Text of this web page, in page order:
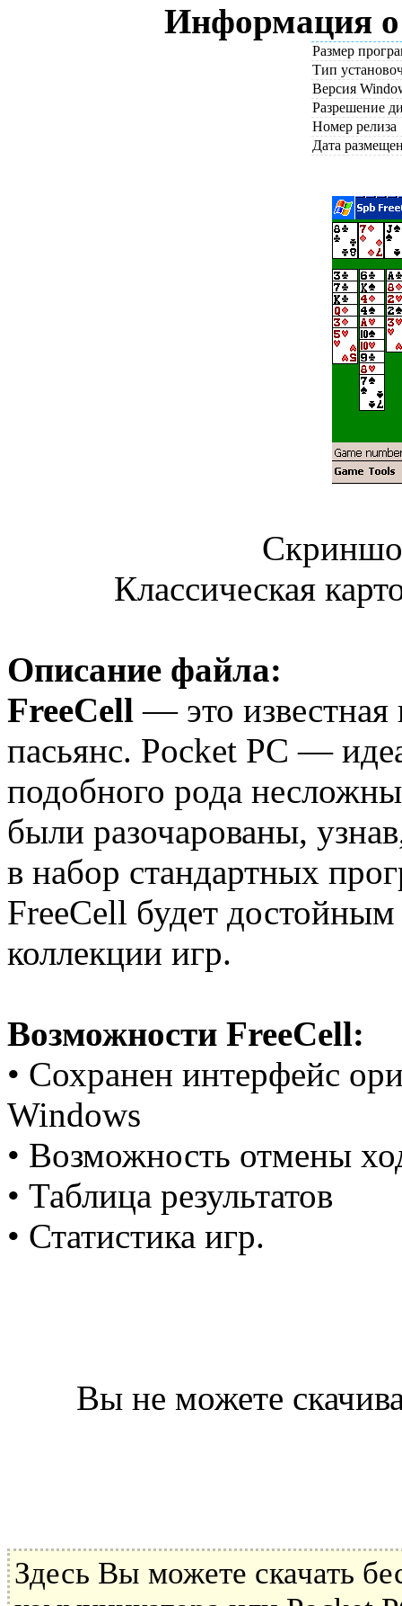
Информация о
Размер
Тип
Версия
Разрешение
Номер релиза
Дата
Классическая
Описание файла:
FreeCell — это известная
пасьянс. Pocket PC —
подобного рода
были разочарованы,
в набор стандартных
FreeCell будет
коллекции игр.
Возможности FreeCell:
• Сохранен интерфейс
Windows
• Возможность отмены
• Таблица результатов
• Статистика игр.
Вы не можете
Здесь Вы можете скачать